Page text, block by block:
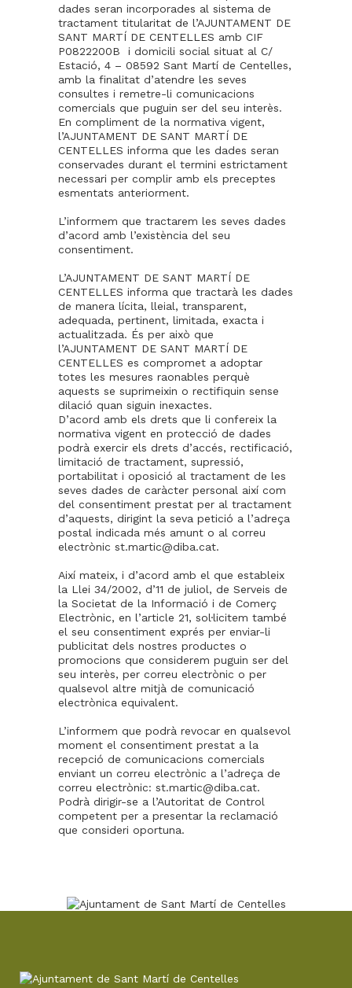
dades seran incorporades al sistema de
tractament titularitat de l’AJUNTAMENT DE
SANT MARTÍ DE CENTELLES amb CIF
P0822200B i domicili social situat al C/
Estació, 4 – 08592 Sant Martí de Centelles,
amb la finalitat d’atendre les seves
consultes i remetre-li comunicacions
comercials que puguin ser del seu interès.
En compliment de la normativa vigent,
l’AJUNTAMENT DE SANT MARTÍ DE
CENTELLES informa que les dades seran
conservades durant el termini estrictament
necessari per complir amb els preceptes
esmentats anteriorment.
L’informem que tractarem les seves dades
d’acord amb l’existència del seu
consentiment.
L’AJUNTAMENT DE SANT MARTÍ DE
CENTELLES informa que tractarà les dades
de manera lícita, lleial, transparent,
adequada, pertinent, limitada, exacta i
actualitzada. És per això que
l’AJUNTAMENT DE SANT MARTÍ DE
CENTELLES es compromet a adoptar
totes les mesures raonables perquè
aquests se suprimeixin o rectifiquin sense
dilació quan siguin inexactes.
D’acord amb els drets que li confereix la
normativa vigent en protecció de dades
podrà exercir els drets d’accés, rectificació,
limitació de tractament, supressió,
portabilitat i oposició al tractament de les
seves dades de caràcter personal així com
del consentiment prestat per al tractament
d’aquests, dirigint la seva petició a l’adreça
postal indicada més amunt o al correu
electrònic st.martic@diba.cat.
Així mateix, i d’acord amb el que estableix
la Llei 34/2002, d’11 de juliol, de Serveis de
la Societat de la Informació i de Comerç
Electrònic, en l’article 21, sol·licitem també
el seu consentiment exprés per enviar-li
publicitat dels nostres productes o
promocions que considerem puguin ser del
seu interès, per correu electrònic o per
qualsevol altre mitjà de comunicació
electrònica equivalent.
L’informem que podrà revocar en qualsevol
moment el consentiment prestat a la
recepció de comunicacions comercials
enviant un correu electrònic a l’adreça de
correu electrònic: st.martic@diba.cat.
Podrà dirigir-se a l’Autoritat de Control
competent per a presentar la reclamació
que consideri oportuna.